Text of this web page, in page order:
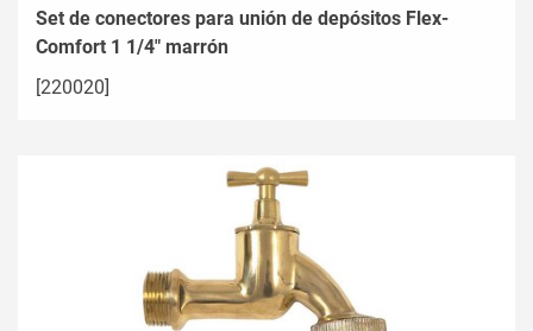
Set de conectores para unión de depósitos Flex-
Comfort 1 1/4" marrón
[220020]